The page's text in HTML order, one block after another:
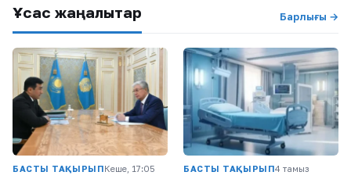
Ұқсас жаңалықтар Барлығы →
БАСТЫ ТАҚЫРЫПКеше, 17:05 БАСТЫ ТАҚЫРЫП4 тамыз